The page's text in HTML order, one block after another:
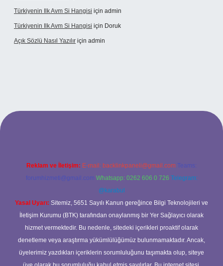
Türkiyenin Ilk Avm Si Hangisi için admin
Türkiyenin Ilk Avm Si Hangisi için Doruk
Açık Sözlü Nasıl Yazılır için admin
Reklam ve İletişim: E-mail: backlinkpaneli@gmail.com Teams:
forumhizmeti@gmail.com Whatsapp: 0262 606 0 726 Telegram:
@karabul
Yasal Uyarı: Sitemiz, 5651 Sayılı Kanun gereğince Bilgi Teknolojileri ve
İletişim Kurumu (BTK) tarafından onaylanmış bir Yer Sağlayıcı olarak
hizmet vermektedir. Bu nedenle, sitedeki içerikleri proaktif olarak
denetleme veya araştırma yükümlülüğümüz bulunmamaktadır. Ancak,
üyelerimiz yazdıkları içeriklerin sorumluluğunu taşımakta olup, siteye